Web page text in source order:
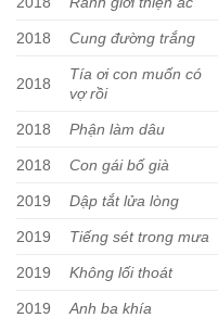
2018 Cung đường trắng
2018
Tía ơi con muốn có
vợ rồi
2018 Phận làm dâu
2018 Con gái bố già
2019 Dập tắt lửa lòng
2019 Tiếng sét trong mưa
2019 Không lối thoát
2019 Anh ba khía